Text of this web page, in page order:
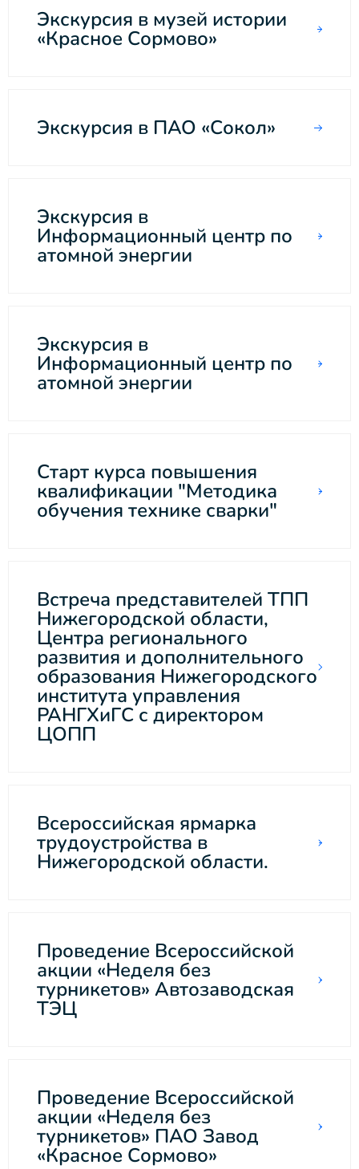
Экскурсия в музей истории
«Красное Сормово»
Экскурсия в ПАО «Сокол»
Экскурсия в
Информационный центр по
атомной энергии
Экскурсия в
Информационный центр по
атомной энергии
Старт курса повышения
квалификации "Методика
обучения технике сварки"
Встреча представителей ТПП
Нижегородской области,
Центра регионального
развития и дополнительного
образования Нижегородского
института управления
РАНГХиГС с директором
ЦОПП
Всероссийская ярмарка
трудоустройства в
Нижегородской области.
Проведение Всероссийской
акции «Неделя без
турникетов» Автозаводская
ТЭЦ
Проведение Всероссийской
акции «Неделя без
турникетов» ПАО Завод
«Красное Сормово»